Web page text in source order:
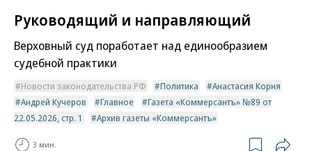
Руководящий и направляющий
Верховный суд поработает над единообразием
судебной практики
Новости законодательства РФ Политика
Анастасия Корня
Андрей Кучеров
Главное
Газета «Коммерсантъ» №89 от
22.05.2026, стр. 1
Архив газеты «Коммерсантъ»
3 мин.